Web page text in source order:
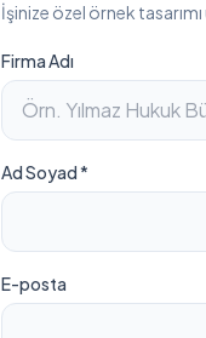
İşinize özel örnek tasarımı
Firma Adı
Ad Soyad *
E-posta